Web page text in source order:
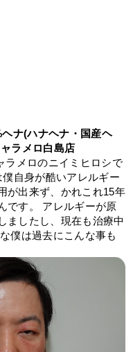
ナ(ハナヘナ・国産ヘ
ラメロ白島店
ラメロのニイミヒロシで
自身が酷いアレルギー
が出来ず、かれこれ15年
です。 アレルギーが原
ましたし、現在も治療中
僕は過去にこんな事も